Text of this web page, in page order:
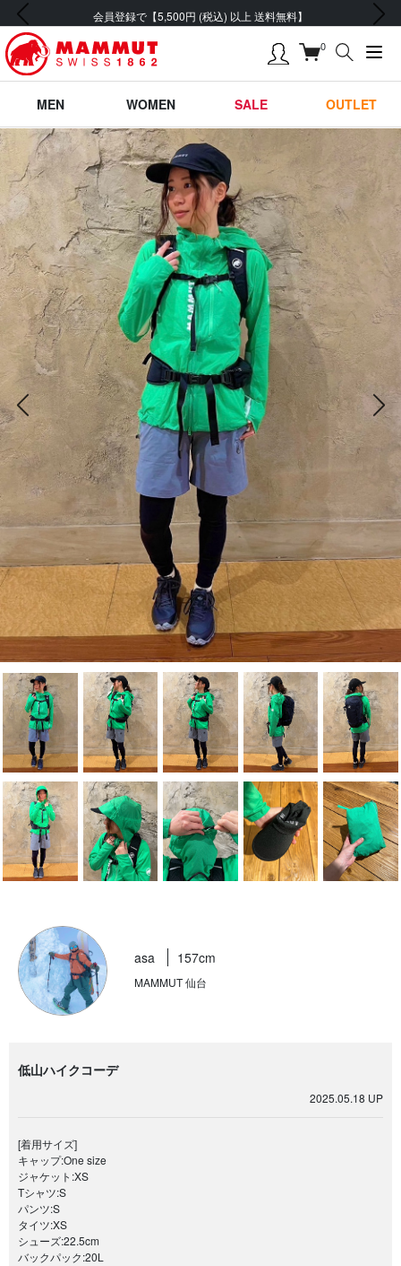
会員登録で【5,500円 (税込) 以上 送料無料】
前の画像 次の画像
0
MEN WOMEN SALE OUTLET
前の画像 次
asa 157cm
MAMMUT 仙台
低山ハイクコーデ
2025.05.18 UP
[着用サイズ]
キャップ:One size
ジャケット:XS
Tシャツ:S
パンツ:S
タイツ:XS
シューズ:22.5cm
バックパック:20L